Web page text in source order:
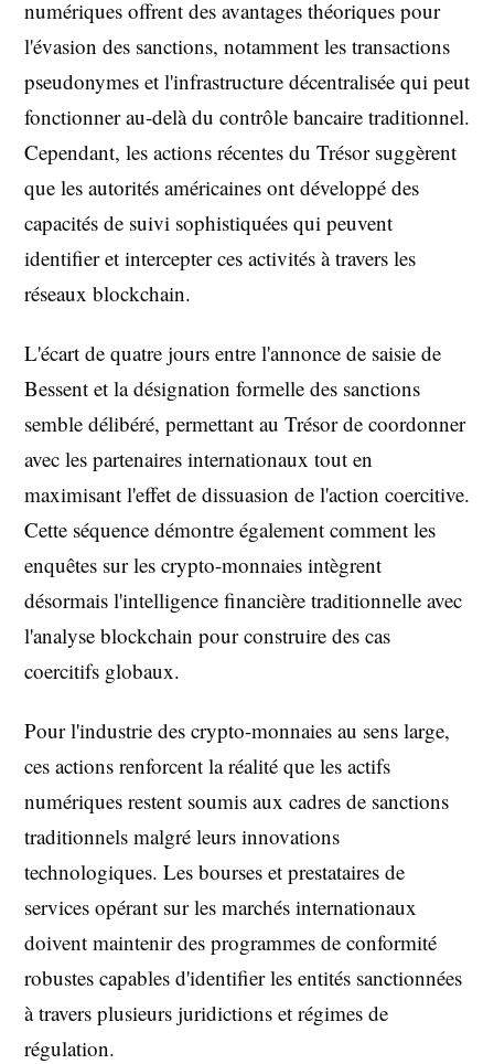
numériques offrent des avantages théoriques pour
l'évasion des sanctions, notamment les transactions
pseudonymes et l'infrastructure décentralisée qui peut
fonctionner au-delà du contrôle bancaire traditionnel.
Cependant, les actions récentes du Trésor suggèrent
que les autorités américaines ont développé des
capacités de suivi sophistiquées qui peuvent
identifier et intercepter ces activités à travers les
réseaux blockchain.
L'écart de quatre jours entre l'annonce de saisie de
Bessent et la désignation formelle des sanctions
semble délibéré, permettant au Trésor de coordonner
avec les partenaires internationaux tout en
maximisant l'effet de dissuasion de l'action coercitive.
Cette séquence démontre également comment les
enquêtes sur les crypto-monnaies intègrent
désormais l'intelligence financière traditionnelle avec
l'analyse blockchain pour construire des cas
coercitifs globaux.
Pour l'industrie des crypto-monnaies au sens large,
ces actions renforcent la réalité que les actifs
numériques restent soumis aux cadres de sanctions
traditionnels malgré leurs innovations
technologiques. Les bourses et prestataires de
services opérant sur les marchés internationaux
doivent maintenir des programmes de conformité
robustes capables d'identifier les entités sanctionnées
à travers plusieurs juridictions et régimes de
régulation.